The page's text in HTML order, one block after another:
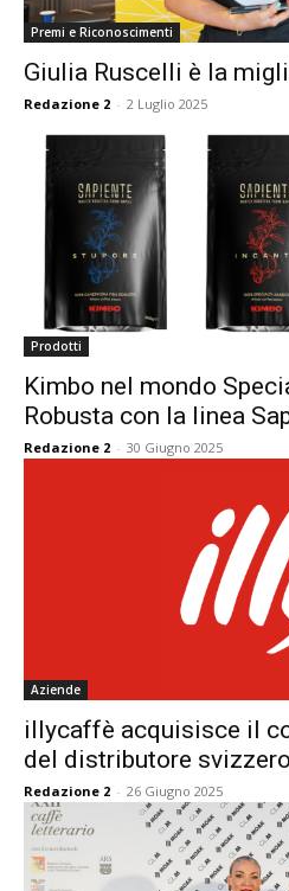
Premi e Riconoscimenti
Giulia Ruscelli è la
Redazione 2 - 2 Luglio 2025
Prodotti
Kimbo nel mondo
Robusta con la linea
Redazione 2 - 30 Giugno 2025
Aziende
illycaffè acquisisce il
del distributore svizzero
Redazione 2 - 26 Giugno 2025